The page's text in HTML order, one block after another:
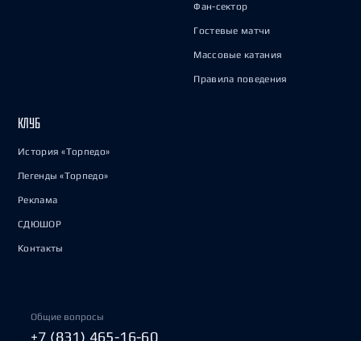
Фан-сектор
Гостевые матчи
Массовые катания
Правила поведения
КЛУБ
История «Торпедо»
Легенды «Торпедо»
Реклама
СДЮШОР
Контакты
Общие вопросы
+7 (831) 465-16-60